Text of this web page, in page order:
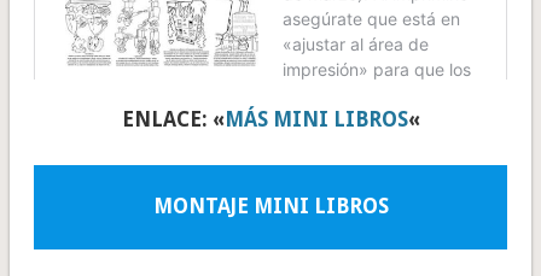
ENLACE: «MÁS MINI LIBROS«
MONTAJE MINI LIBROS